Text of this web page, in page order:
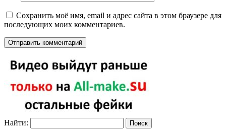
Сохранить моё имя, email и адрес сайта в этом браузере для
последующих моих комментариев.
Найти: